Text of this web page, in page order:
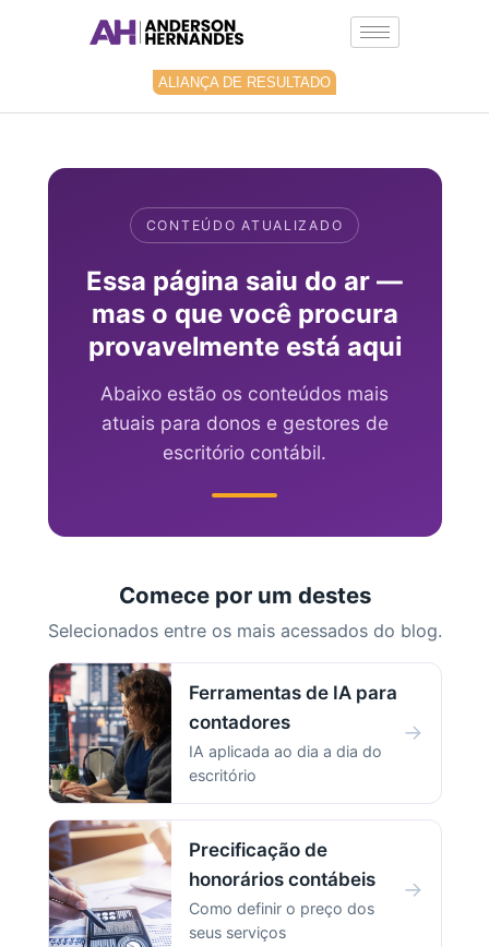
ALIANÇA DE RESULTADO
CONTEÚDO ATUALIZADO
Essa página saiu do ar —
mas o que você procura
provavelmente está aqui
Abaixo estão os conteúdos mais
atuais para donos e gestores de
escritório contábil.
Comece por um destes
Selecionados entre os mais acessados do blog.
Ferramentas de IA para
contadores
IA aplicada ao dia a dia do
escritório
→
Precificação de
honorários contábeis
Como definir o preço dos
seus serviços
→